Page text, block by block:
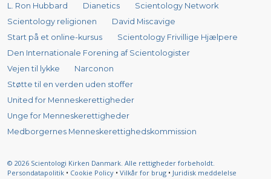
L. Ron Hubbard Dianetics
Scientology Network
Scientology religionen
David Miscavige
Start på et online-kursus
Scientology Frivillige Hjælpere
Den Internationale Forening af Scientologister
Vejen til lykke
Narconon
Støtte til en verden uden stoffer
United for Menneskerettigheder
Unge for Menneskerettigheder
Medborgernes Menneskerettigheds­kommission
© 2026 Scientologi Kirken Danmark. Alle rettigheder forbeholdt.
Persondatapolitik • Cookie Policy • Vilkår for brug • Juridisk meddelelse